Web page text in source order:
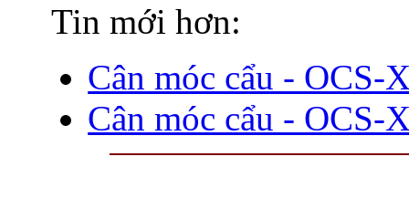
Tin mới hơn:
Cân móc cẩu - OCS-
Cân móc cẩu - OCS-